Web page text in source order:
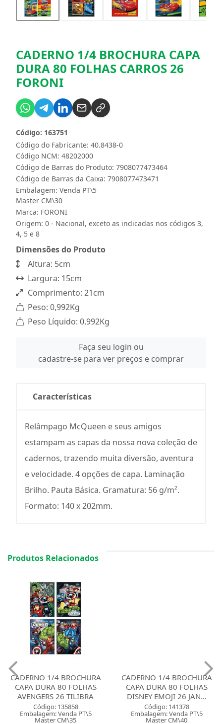
CADERNO 1/4 BROCHURA CAPA
DURA 80 FOLHAS CARROS 26
FORONI
Código do Fabricante: 40.8438-0
Código: 163751
Código NCM: 48202000
Código de Barras do Produto: 7908077473464
Código de Barras da Caixa: 7908077473471
Embalagem: Venda PT\5
Master CM\30
Marca: FORONI
Origem: 0 - Nacional, exceto as indicadas nos códigos 3,
4, 5 e 8
Dimensões do Produto
Altura: 5cm
Largura: 15cm
Comprimento: 21cm
Peso: 0,992Kg
Peso Líquido: 0,992Kg
Faça seu login ou
cadastre-se para ver preços e comprar
Características
Relâmpago McQueen e seus amigos
estampam as capas da nossa nova coleção de
cadernos, trazendo muita diversão, aventura
e velocidade. 4 opções de capa. Laminação
Brilho. Pauta Básica. Gramatura: 56 g/m².
Formato: 140 x 202mm.
Produtos Relacionados
CADERNO 1/4 BROCHURA
CAPA DURA 80 FOLHAS
AVENGERS 26 TILIBRA
Código: 135858
Embalagem: Venda PT\5
Master CM\35
CADERNO 1/4 BROCHURA
CAPA DURA 80 FOLHAS
DISNEY EMOJI 26 JAN...
Código: 141378
Embalagem: Venda PT\5
Master CM\40